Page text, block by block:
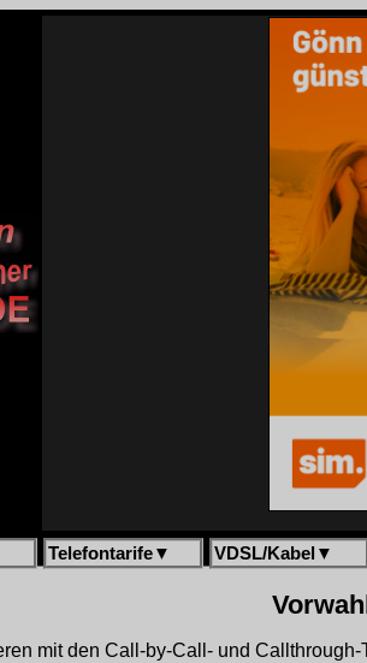
Telefontarife▼ VDSL/Kabel ▼
mit den Call-by-Call- und